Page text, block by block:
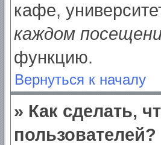
кафе,
каждом
функцию.
Вернуться к началу
» Как сделать,
пользователей?